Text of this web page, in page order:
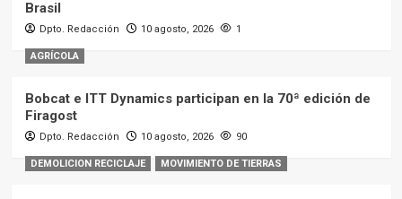
Brasil
Dpto. Redacción 10 agosto, 2026 1
AGRÍCOLA
Bobcat e ITT Dynamics participan en la 70ª edición de
Firagost
Dpto. Redacción 10 agosto, 2026 90
DEMOLICION RECICLAJE MOVIMIENTO DE TIERRAS